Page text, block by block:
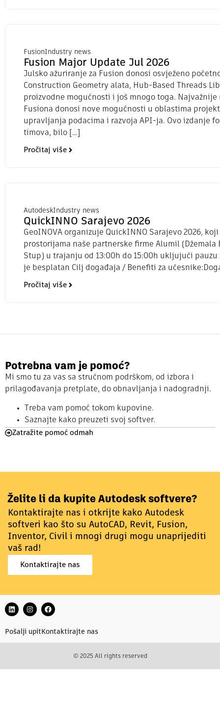
FusionIndustry news
Fusion Major Update Jul 2026
Julsko ažuriranje za Fusion donosi osvježeno
Construction Geometry alata, Hub-Based Threads
proizvodne mogućnosti i još mnogo toga. Najvažnije
Fusiona donosi nove mogućnosti u oblastima
upravljanja podacima i razvoja API-ja. Ovo izdanje
timova, bilo […]
Pročitaj više
AutodeskIndustry news
QuickINNO Sarajevo 2026
GeoINOVA organizuje QuickINNO Sarajevo 2026,
prostorijama naše partnerske firme Alumil (Džemala
Stup) u trajanju od 13:00h do 15:00h ukljujući
je besplatan Cilj događaja / Benefiti za
Pročitaj više
Potrebna vam je pomoć?
Mi smo tu za vas sa stručnom podrškom, od izbora i
prilagođavanja pretplate, do obnavljanja i nadogradnji.
Treba vam pomoć tokom kupovine.
Saznajte kako preuzeti svoj softver.
Zatražite pomoć odmah
Želite li da kupite Autodesk softvere?
Kontaktirajte nas i otkrijte kako Autodesk
softveri kao što su AutoCAD, Revit, Fusion,
Inventor, Civil i mnogi drugi mogu unaprijediti
vaš rad!
Kontaktirajte nas
Pošalji upit Kontaktirajte nas
© 2025 All rights reserved